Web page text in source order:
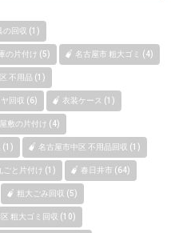
の回収 (1)
の片付け (5) 名古屋市 粗大ゴミ (4)
不用品 (1)
回収 (6) 衣装ケース (1)
敷の片付け (4)
(1) 名古屋市中区 不用品回収 (1)
ごと片付け (1) 春日井市 (64)
粗大ごみ回収 (5)
粗大ゴミ回収 (10)